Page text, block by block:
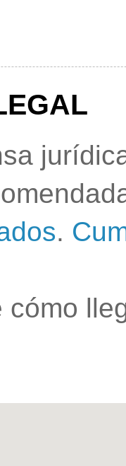
.
cómo